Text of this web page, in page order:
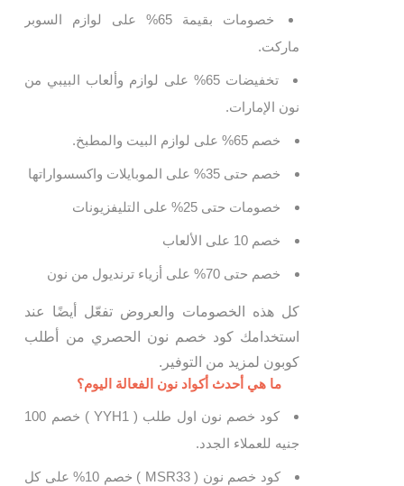
خصومات بقيمة 65% على لوازم السوبر
ماركت.
تخفيضات 65% على لوازم وألعاب البيبي من
نون الإمارات.
خصم 65% على لوازم البيت والمطبخ.
خصم حتى 35% على الموبايلات واكسسواراتها
خصومات حتى 25% على التليفزيونات
خصم 10 على الألعاب
خصم حتى 70% على أزياء ترنديول من نون
كل هذه الخصومات والعروض تفعّل أيضًا عند
استخدامك كود خصم نون الحصري من أطلب
كوبون لمزيد من التوفير.
ما هي أحدث أكواد نون الفعالة اليوم؟
كود خصم نون اول طلب ( YYH1 ) خصم 100
جنيه للعملاء الجدد.
كود خصم نون ( MSR33 ) خصم 10% على كل